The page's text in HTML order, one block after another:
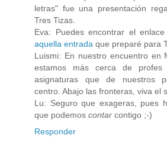
letras" fue una presentación
Tres Tizas.
Eva: Puedes encontrar el
aquella entrada que preparé para
Luismi: En nuestro encuentro en
estamos más cerca de profes
asignaturas que de nuestros
centro. Abajo las fronteras, viva el
Lu: Seguro que exageras, pues
que podemos contar contigo ;-)
Responder